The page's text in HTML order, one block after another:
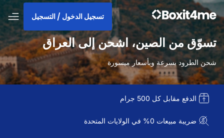
تسجيل الدخول / التسجيل
تسوّق من الصين، اشحن إلى العراق
شحن الطرود بسرعة وبأسعار ميسورة
الدفع مقابل كل 500 جرام
ضريبة مبيعات 0% في الولايات المتحدة